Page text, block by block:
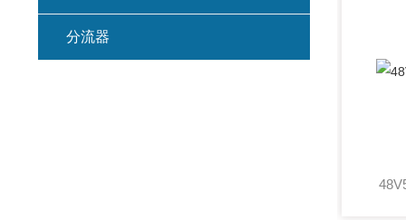
分流器